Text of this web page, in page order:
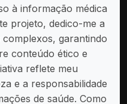
à informação médica
projeto, dedico-me a
garantindo
conteúdo ético e
reflete meu
e a responsabilidade
de saúde. Como